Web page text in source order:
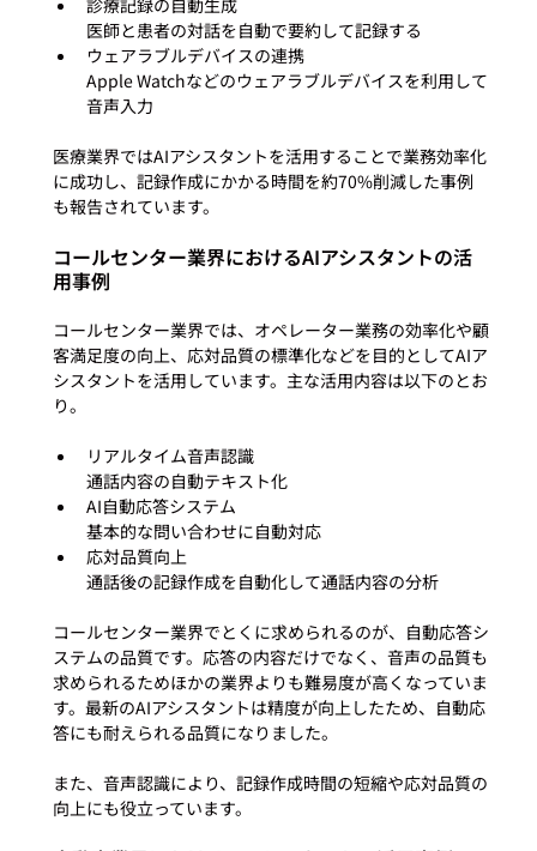
医師と患者の対話を自動で要約して記録する
ウェアラブルデバイスの連携
Apple Watchなどのウェアラブルデバイスを利用して
音声入力
医療業界ではAIアシスタントを活用することで業務効率化
に成功し、記録作成にかかる時間を約70%削減した事例
コールセンター業界におけるAIアシスタントの活
用事例
コールセンター業界では、オペレーター業務の効率化や顧
客満足度の向上、応対品質の標準化などを目的としてAIア
シスタントを活用しています。主な活用内容は以下のとお
リアルタイム音声認識
通話内容の自動テキスト化
AI自動応答システム
基本的な問い合わせに自動対応
応対品質向上
通話後の記録作成を自動化して通話内容の分析
コールセンター業界でとくに求められるのが、自動応答シ
ステムの品質です。応答の内容だけでなく、音声の品質も
求められるためほかの業界よりも難易度が高くなっていま
す。最新のAIアシスタントは精度が向上したため、自動応
答にも耐えられる品質になりました。
また、音声認識により、記録作成時間の短縮や応対品質の